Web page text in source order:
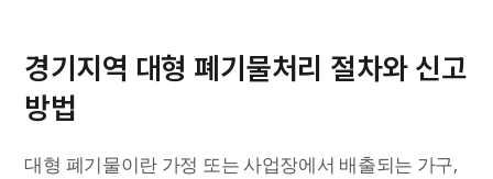
경기지역 대형 폐기물처리 절차와 신고
방법
대형 폐기물이란 가정 또는 사업장에서 배출되는 가구,